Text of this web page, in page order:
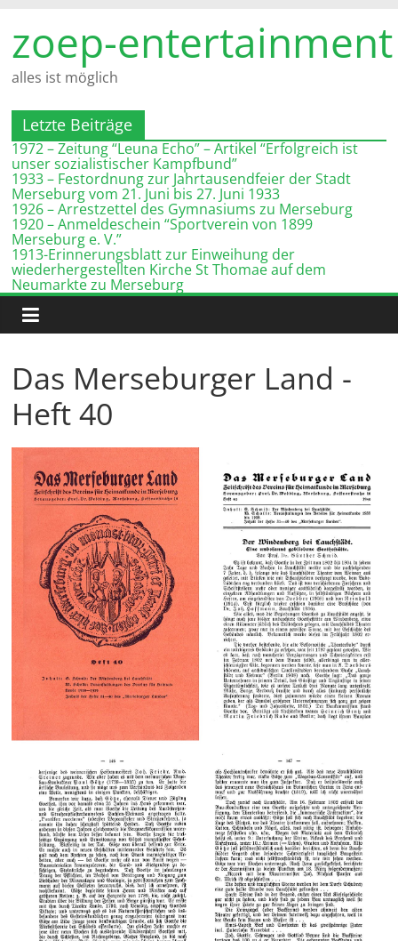
Inhalt
springen
zoep-entertainment
alles ist möglich
Letzte Beiträge
1972 – Zeitung “Leuna Echo” – Artikel “Erfolgreich ist
unser sozialistischer Kampfbund”
1933 – Festordnung zur Jahrtausendfeier der Stadt
Merseburg vom 21. Juni bis 27. Juni 1933
1926 – Arrestzettel des Gymnasiums zu Merseburg
1920 – Anmeldeschein “Sportverein von 1899
Merseburg e. V.”
1913-Erinnerungsblatt zur Einweihung der
wiederhergestellten Kirche St Thomae auf dem
Neumarkte zu Merseburg
Das Merseburger Land -
Heft 40